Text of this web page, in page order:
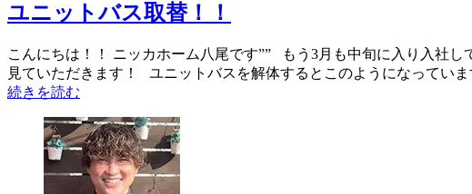
ユニットバス取替！！
こんにちは！！ ニッカホーム八尾です”” もう3月も中旬に入り入社
見ていただきます！ ユニットバスを解体するとこのようになってい
続きを読む